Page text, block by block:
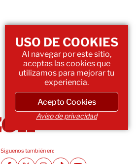
Siguenos también en:
USO DE COOKIES
Al navegar por este sitio,
aceptas las cookies que
utilizamos para mejorar tu
experiencia.
Acepto Cookies
Aviso de privacidad